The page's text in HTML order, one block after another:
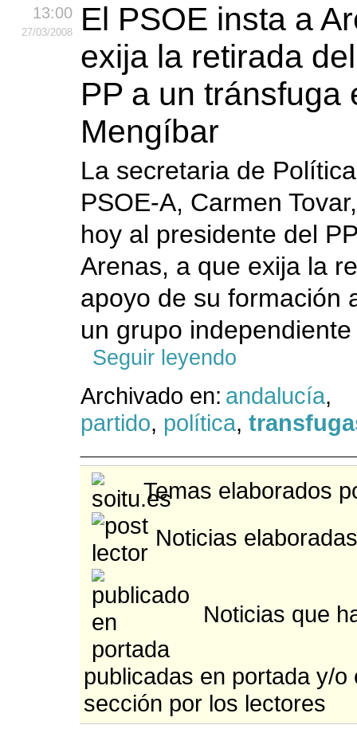
13:00
27/03/2008
El PSOE insta a
exija la retirada
PP a un tránsfuga
Mengíbar
La secretaria de
PSOE-A, Carmen
hoy al presidente del
Arenas, a que exija la
apoyo de su formación
un grupo
Seguir leyendo
Archivado en: andalucía,
partido, política,
Temas elaborados
Noticias
Noticias que
publicadas en portada y/o
sección por los lectores